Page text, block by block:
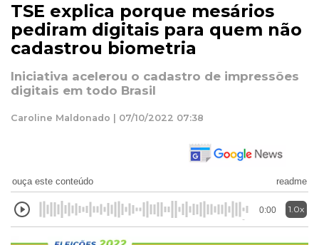
TSE explica porque mesários
pediram digitais para quem não
cadastrou biometria
Iniciativa acelerou o cadastro de impressões
digitais em todo Brasil
Caroline Maldonado | 07/10/2022 07:38
ouça este conteúdo readme
0:00 1.0x